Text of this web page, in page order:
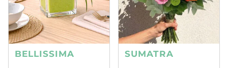
BELLISSIMA SUMATRA